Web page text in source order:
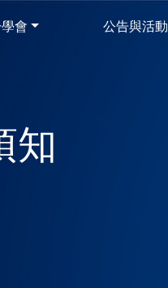
會 公告與活動
知